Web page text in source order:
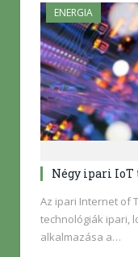
ENERGIA
Négy ipari
Az ipari Internet of
technológiák ipari,
alkalmazása a…